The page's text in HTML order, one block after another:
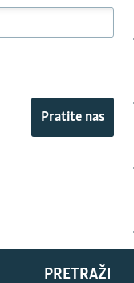
Pratite nas
PRETRAŽI